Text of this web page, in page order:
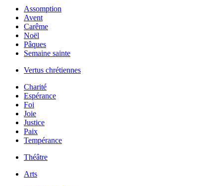
Assomption
Avent
Carême
Noël
Pâques
Semaine sainte
Vertus chrétiennes
Charité
Espérance
Foi
Joie
Justice
Paix
Tempérance
Théâtre
Arts